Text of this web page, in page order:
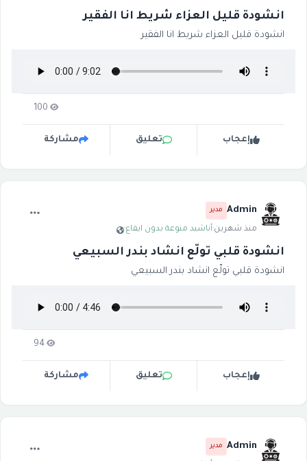
انشودة قليل العزاء شريط انا الفقير
انشودة قليل العزاء شريط انا الفقير
100
إعجاب تعليق مشاركة
Admin مدير
منذ شهرين·أناشيد منوعة بدون ايقاع·
انشودة قلبي تولّع انشاد بندر السبيعي
انشودة قلبي تولّع انشاد بندر السبيعي
94
إعجاب تعليق مشاركة
Admin مدير